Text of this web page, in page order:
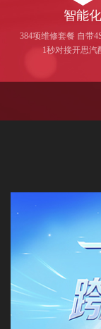
智能化
384项维修套餐 自带
1秒对接开思汽